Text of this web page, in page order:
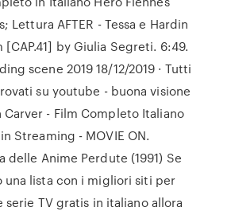
Lettura AFTER - Tessa e Hardin
by Giulia Segreti. 6:49.
scene 2019 18/12/2019 · Tutti
su youtube - buona visione
Carver - Film Completo Italiano
Streaming - MOVIE ON.
delle Anime Perdute (1991) Se
una lista con i migliori siti per
serie TV gratis in italiano allora